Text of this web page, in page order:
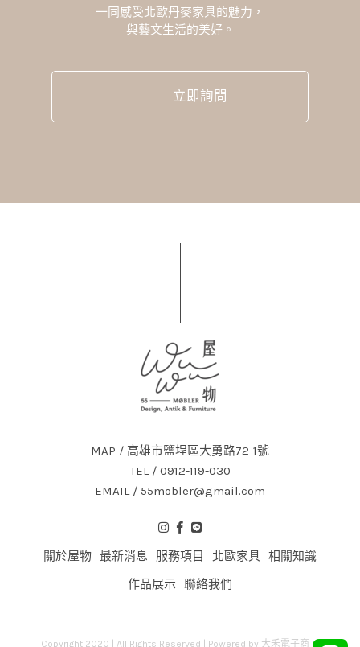
一同感受北歐丹麥家具的魅力，
與藝文生活的美好。
立即詢問
MAP / 高雄市鹽埕區大勇路72-1號
TEL / 0912-119-030
EMAIL / 55mobler@gmail.com
關於屋物 最新消息 服務項目 北歐家具 相關知識
作品展示
聯絡我們
Copyright 2020 | All Rights Reserved | Powered by 大禾電子商務